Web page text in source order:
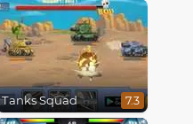
Tanks Squad 7.3